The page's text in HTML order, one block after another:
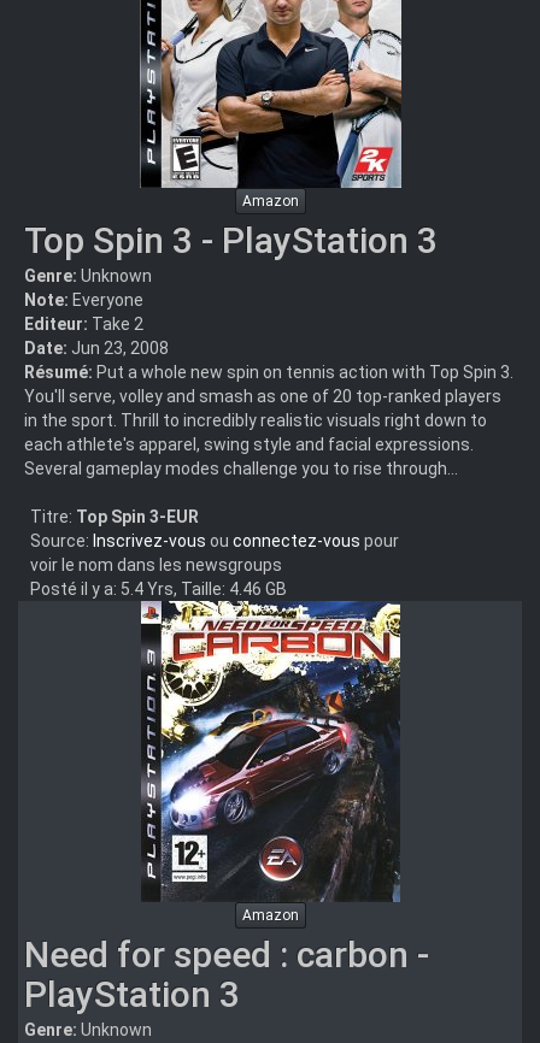
Amazon
Top Spin 3 - PlayStation 3
Genre: Unknown
Note: Everyone
Editeur: Take 2
Date: Jun 23, 2008
Résumé: Put a whole new spin on tennis action with Top Spin 3.
You'll serve, volley and smash as one of 20 top-ranked players
in the sport. Thrill to incredibly realistic visuals right down to
each athlete's apparel, swing style and facial expressions.
Several gameplay modes challenge you to rise through...
Titre: Top Spin 3-EUR
Source: Inscrivez-vous ou connectez-vous pour
voir le nom dans les newsgroups
Posté il y a: 5.4 Yrs, Taille: 4.46 GB
Amazon
Need for speed : carbon -
PlayStation 3
Genre: Unknown